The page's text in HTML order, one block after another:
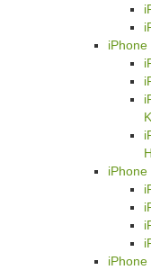
iPhone
iPhone